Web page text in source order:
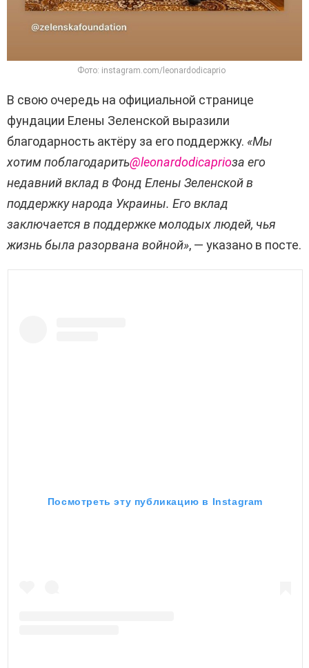
Фото: instagram.com/leonardodicaprio
В свою очередь на официальной странице
фундации Елены Зеленской выразили
благодарность актёру за его поддержку. «Мы
хотим поблагодарить@leonardodicaprioза его
недавний вклад в Фонд Елены Зеленской в ​​
поддержку народа Украины. Его вклад
заключается в поддержке молодых людей, чья
жизнь была разорвана войной», — указано в посте.
Посмотреть эту публикацию в Instagram